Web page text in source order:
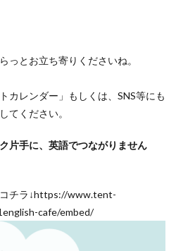
っとお立ち寄りくださいね。
カレンダー」もしくは、SNS等にも
てください。
片手に、英語でつながりません
チラ↓https://www.tent-
cafe/embed/